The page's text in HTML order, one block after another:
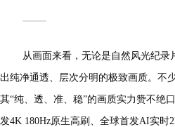
从画面来看，无论是自然风光纪
出纯净通透、层次分明的极致画质。不
其“纯、透、准、稳”的画质实力赞不绝
发4K 180Hz原生高刷、全球首发AI实